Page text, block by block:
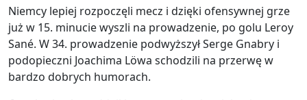
Niemcy lepiej rozpoczęli mecz i dzięki ofensywnej grze
już w 15. minucie wyszli na prowadzenie, po golu Leroy
Sané. W 34. prowadzenie podwyższył Serge Gnabry i
podopieczni Joachima Löwa schodzili na przerwę w
bardzo dobrych humorach.